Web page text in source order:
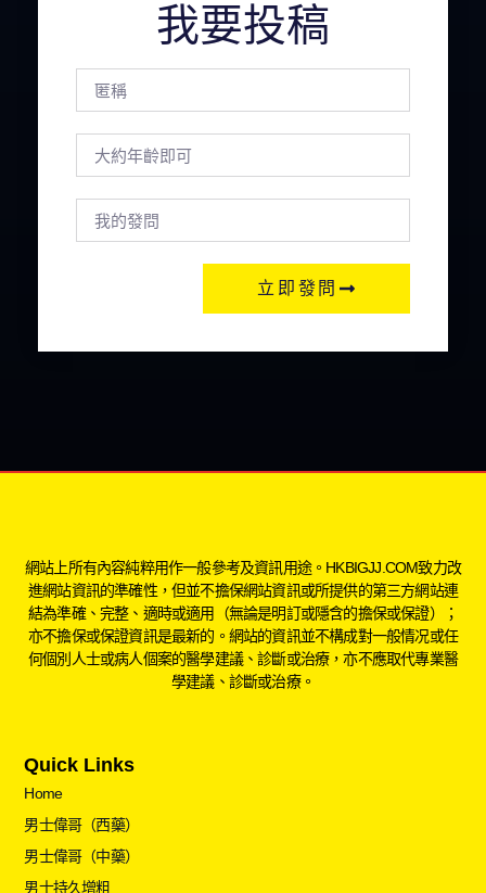
我要投稿
立即發問
網站上所有內容純粹用作一般參考及資訊用途。HKBIGJJ.COM致力改
進網站資訊的準確性，但並不擔保網站資訊或所提供的第三方網站連
結為準確、完整、適時或適用（無論是明訂或隱含的擔保或保證）；
亦不擔保或保證資訊是最新的。網站的資訊並不構成對一般情况或任
何個別人士或病人個案的醫學建議、診斷或治療，亦不應取代專業醫
學建議、診斷或治療。
Quick Links
Home
男士偉哥（西藥）
男士偉哥（中藥）
男士持久增粗